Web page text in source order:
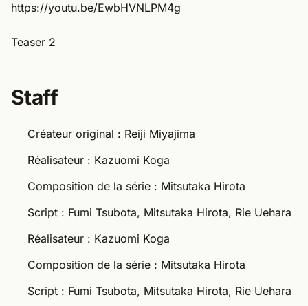
https://youtu.be/EwbHVNLPM4g
Teaser 2
Staff
Créateur original : Reiji Miyajima
Réalisateur : Kazuomi Koga
Composition de la série : Mitsutaka Hirota
Script : Fumi Tsubota, Mitsutaka Hirota, Rie Uehara
Réalisateur : Kazuomi Koga
Composition de la série : Mitsutaka Hirota
Script : Fumi Tsubota, Mitsutaka Hirota, Rie Uehara